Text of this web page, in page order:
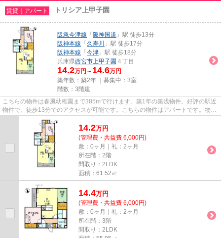
賃貸｜アパート トリシア上甲子園
阪急今津線 「 阪神国道 」駅 徒歩13分
阪神本線 「 久寿川
」駅 徒歩17分
阪神本線 「 今津 」駅 徒歩18分
兵庫県西宮市上甲子園 ４丁目
14.2万円～ 14.6万円
築年数：築2年 ｜募集中： 3室
階数：3階建
こちらの物件は春風幼稚園まで385mで行けます。築1年の築浅物件。好評の駅近
物件で、徒歩13分でのアクセスが可能です。こちらの物件はアパートです。物件
の種類や条件などは、数多く存...
14.2万円
(管理費・共益費 6,000円)
敷：0ヶ月｜礼：2ヶ月
所在階：2階
間取り：2LDK
面積：61.52㎡
14.4万円
(管理費・共益費 6,000円)
敷：0ヶ月｜礼：2ヶ月
所在階：3階
間取り：2LDK